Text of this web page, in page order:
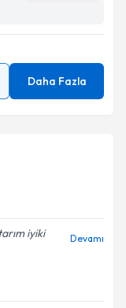
Daha Fazla
iyiki
Devamı